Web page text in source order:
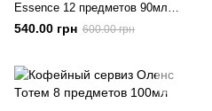
Essence 12 предметов 90мл
Стеклокерамика
540.00 грн 600.00 грн